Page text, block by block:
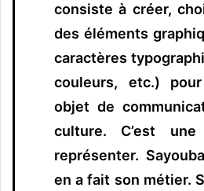
consiste à créer,
des éléments
caractères
couleurs, etc.)
objet de
culture. C’est
représenter.
en a fait son métier.